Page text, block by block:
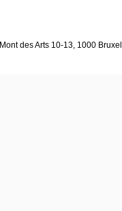
Mont des Arts 10-13, 1000